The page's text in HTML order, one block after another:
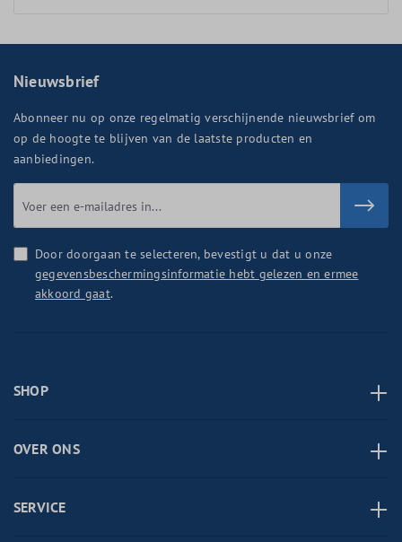
Nieuwsbrief
Abonneer nu op onze regelmatig verschijnende nieuwsbrief om
op de hoogte te blijven van de laatste producten en
aanbiedingen.
Door doorgaan te selecteren, bevestigt u dat u onze
gegevensbeschermingsinformatie hebt gelezen en ermee
akkoord gaat.
SHOP
OVER ONS
SERVICE